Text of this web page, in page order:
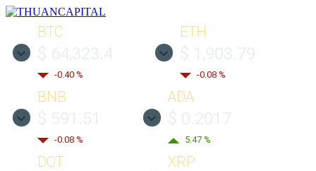
BTC
-0.40 %
ETH
-0.08 %
BNB
-0.08 %
ADA
5.47 %
DOT XRP